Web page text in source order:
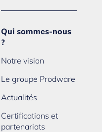
Qui sommes-nous
?
Notre vision
Le groupe Prodware
Actualités
Certifications et
partenariats